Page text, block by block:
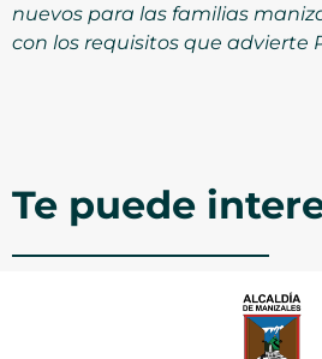
nuevos para las familias
con los requisitos que advierte
Te puede